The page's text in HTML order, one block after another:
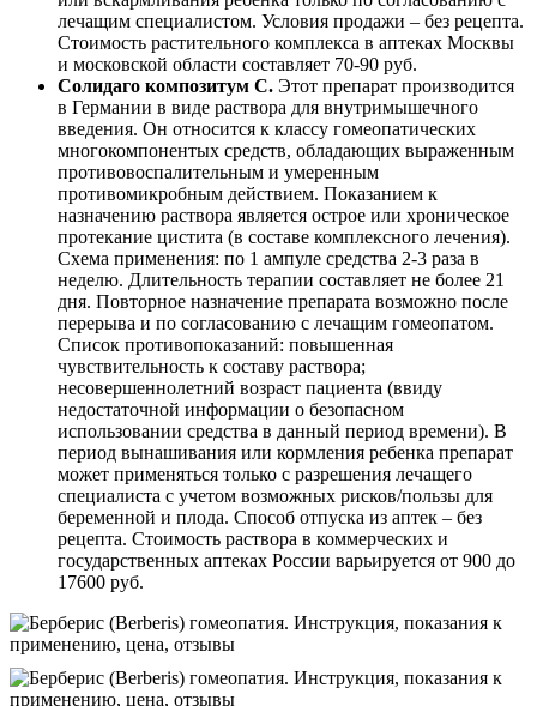
лечащим специалистом. Условия продажи – без рецепта.
Стоимость растительного комплекса в аптеках Москвы
и московской области составляет 70-90 руб.
Солидаго композитум C. Этот препарат производится
в Германии в виде раствора для внутримышечного
введения. Он относится к классу гомеопатических
многокомпонентых средств, обладающих выраженным
противовоспалительным и умеренным
противомикробным действием. Показанием к
назначению раствора является острое или хроническое
протекание цистита (в составе комплексного лечения).
Схема применения: по 1 ампуле средства 2-3 раза в
неделю. Длительность терапии составляет не более 21
дня. Повторное назначение препарата возможно после
перерыва и по согласованию с лечащим гомеопатом.
Список противопоказаний: повышенная
чувствительность к составу раствора;
несовершеннолетний возраст пациента (ввиду
недостаточной информации о безопасном
использовании средства в данный период времени). В
период вынашивания или кормления ребенка препарат
может применяться только с разрешения лечащего
специалиста с учетом возможных рисков/пользы для
беременной и плода. Способ отпуска из аптек – без
рецепта. Стоимость раствора в коммерческих и
государственных аптеках России варьируется от 900 до
17600 руб.